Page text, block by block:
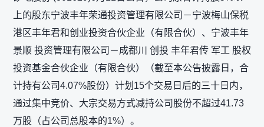
上的股东宁波丰年荣通投资管理有限公司－宁波梅山保税
港区丰年君和创业投资合伙企业（有限合伙）、宁波丰年
景顺 投资管理有限公司－成都川 创投 丰年君传 军工 股权
投资基金合伙企业（有限合伙）（截至本公告披露日，合
计持有公司4.07%股份）计划15个交易日后的三十日内，
通过集中竞价、大宗交易方式减持公司股份不超过41.73
万股（占公司总股本的1%）。